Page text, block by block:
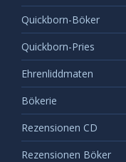
Quickborn-Böker
Quickborn-Pries
Ehrenliddmaten
Bökerie
Rezensionen CD
Rezensionen Böker